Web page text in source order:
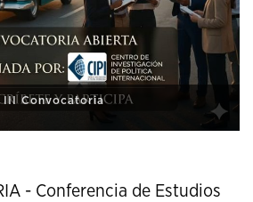
on Strategic Studies
- Conferencia de Estudios